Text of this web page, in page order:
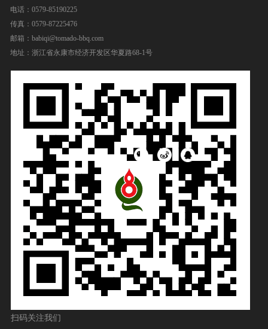
电话：0579-85190225
传真：0579-87225476
邮箱：babiqi@tomado-bbq.com
地址：浙江省永康市经济开发区华夏路68-1号
扫码关注我们